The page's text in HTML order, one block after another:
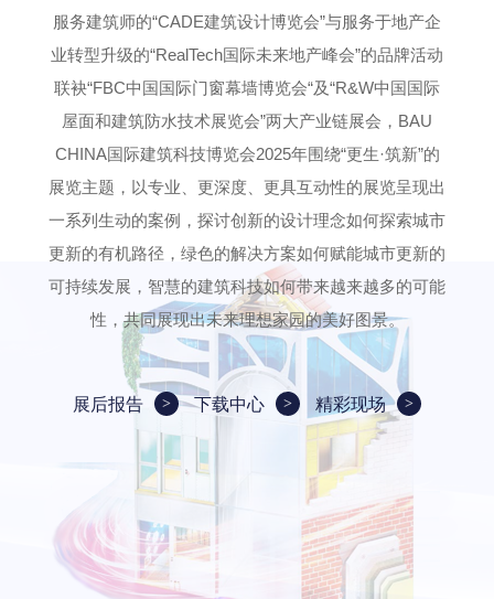
服务建筑师的“CADE建筑设计博览会”与服务于地产企
业转型升级的“RealTech国际未来地产峰会”的品牌活动
联袂“FBC中国国际门窗幕墙博览会“及“R&W中国国际
屋面和建筑防水技术展览会”两大产业链展会，BAU
CHINA国际建筑科技博览会2025年围绕“更生·筑新”的
展览主题，以专业、更深度、更具互动性的展览呈现出
一系列生动的案例，探讨创新的设计理念如何探索城市
更新的有机路径，绿色的解决方案如何赋能城市更新的
可持续发展，智慧的建筑科技如何带来越来越多的可能
性，共同展现出未来理想家园的美好图景。
展后报告 下载中心 精彩现场